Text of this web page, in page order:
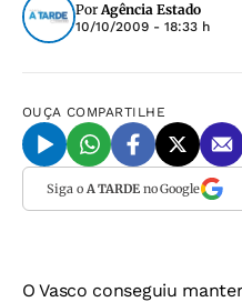
PorAgência Estado
10/10/2009 - 18:33 h
OUÇA COMPARTILHE
Siga o A TARDEno Google
O Vasco conseguiu